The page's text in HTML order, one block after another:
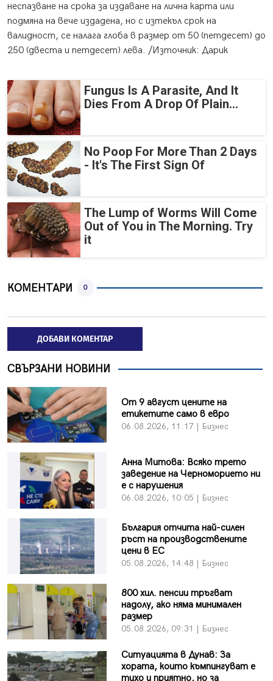
неспазване на срока за издаване на лична карта или
подмяна на вече издадена, но с изтекъл срок на
валидност, се налага глоба в размер от 50 (петдесет) до
250 (двеста и петдесет) лева. /Източник: Дарик
Fungus Is A Parasite, And It
Dies From A Drop Of Plain...
No Poop For More Than 2 Days
- It's The First Sign Of
The Lump of Worms Will Come
Out of You in The Morning. Try
it
КОМЕНТАРИ 0
ДОБАВИ КОМЕНТАР
СВЪРЗАНИ НОВИНИ
От 9 август цените на
етикетите само в евро
06.08.2026, 11:17 | Бизнес
Анна Митова: Всяко трето
заведение на Черноморието ни
е с нарушения
06.08.2026, 10:05 | Бизнес
България отчита най-силен
ръст на производствените
цени в ЕС
05.08.2026, 14:48 | Бизнес
800 хил. пенсии тръгват
надолу, ако няма минимален
размер
05.08.2026, 09:31 | Бизнес
Ситуацията в Дунав: За
хората, които къмпингуват е
тихо и приятно, но за